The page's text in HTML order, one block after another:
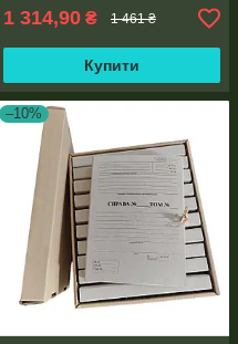
1 314,90 ₴ 1 461 ₴
Купити
–10%